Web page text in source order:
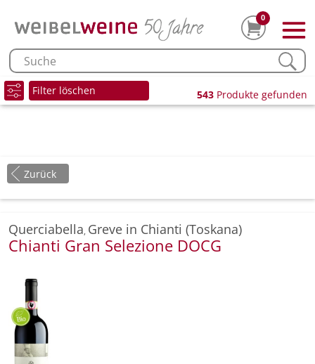
0
Filter löschen 543 Produkte gefunden
Zurück
Querciabella, Greve in Chianti (Toskana)
Chianti Gran Selezione DOCG